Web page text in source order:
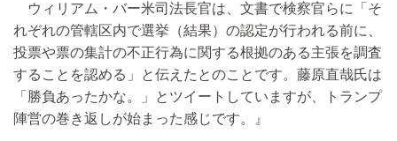
ウィリアム・バー米司法長官は、文書で検察官らに「そ
れぞれの管轄区内で選挙（結果）の認定が行われる前に、
投票や票の集計の不正行為に関する根拠のある主張を調査
することを認める」と伝えたとのことです。藤原直哉氏は
「勝負あったかな。」とツイートしていますが、トランプ
陣営の巻き返しが始まった感じです。』